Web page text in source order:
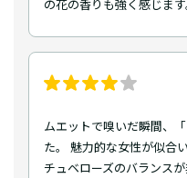
の花の香りも強く感じま
ムエットで嗅いだ瞬間、
た。 魅力的な女性が似合
チュベローズのバランス